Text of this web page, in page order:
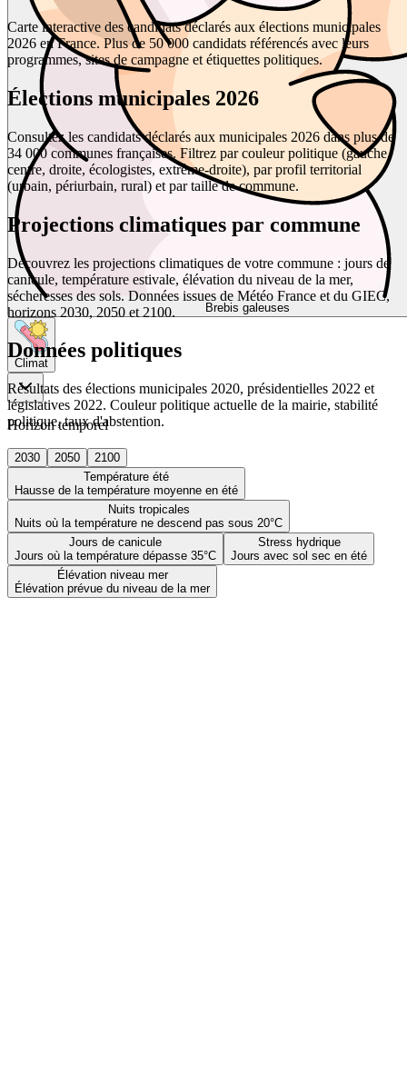
Brebis galeuses
Climat
Horizon temporel
2030 2050
2100
Température été
Hausse de la température moyenne en été
Nuits tropicales
Nuits où la température ne descend pas sous 20°C
Jours de canicule
Jours où la température dépasse 35°C
Stress hydrique
Jours avec sol sec en été
Élévation niveau mer
Élévation prévue du niveau de la mer
Carte interactive des candidats déclarés aux élections municipales
2026 en France. Plus de 50 000 candidats référencés avec leurs
programmes, sites de campagne et étiquettes politiques.
Élections municipales 2026
Consultez les candidats déclarés aux municipales 2026 dans plus de
34 000 communes françaises. Filtrez par couleur politique (gauche,
centre, droite, écologistes, extrême-droite), par profil territorial
(urbain, périurbain, rural) et par taille de commune.
Projections climatiques par commune
Découvrez les projections climatiques de votre commune : jours de
canicule, température estivale, élévation du niveau de la mer,
sécheresses des sols. Données issues de Météo France et du GIEC,
horizons 2030, 2050 et 2100.
Données politiques
Résultats des élections municipales 2020, présidentielles 2022 et
législatives 2022. Couleur politique actuelle de la mairie, stabilité
politique, taux d'abstention.